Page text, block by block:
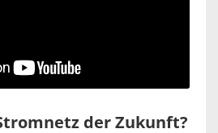
der Zukunft?